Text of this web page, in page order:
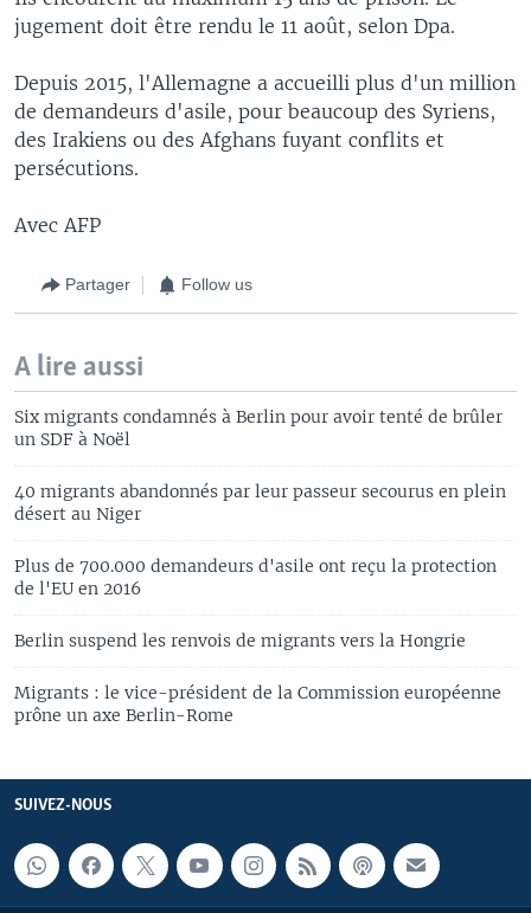
jugement doit être rendu le 11 août, selon Dpa.
Depuis 2015, l'Allemagne a accueilli plus d'un million
de demandeurs d'asile, pour beaucoup des Syriens,
des Irakiens ou des Afghans fuyant conflits et
persécutions.
Avec AFP
Partager Follow us
A lire aussi
Six migrants condamnés à Berlin pour avoir tenté de brûler
un SDF à Noël
40 migrants abandonnés par leur passeur secourus en plein
désert au Niger
Plus de 700.000 demandeurs d'asile ont reçu la protection
de l'EU en 2016
Berlin suspend les renvois de migrants vers la Hongrie
Migrants : le vice-président de la Commission européenne
prône un axe Berlin-Rome
SUIVEZ-NOUS